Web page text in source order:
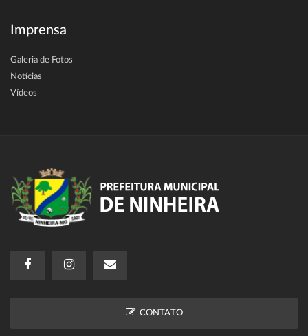
Imprensa
Galeria de Fotos
Notícias
Vídeos
CONTATO